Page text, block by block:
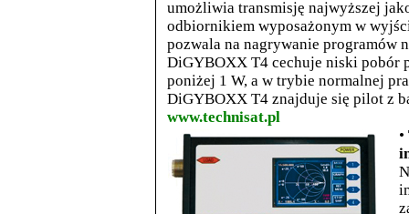
umożliwia transmisję najwyższej
odbiornikiem wyposażonym w
pozwala na nagrywanie programów
DiGYBOXX T4 cechuje niski pobór
poniżej 1 W, a w trybie normalnej
DiGYBOXX T4 znajduje się pilot z
www.technisat.pl
•